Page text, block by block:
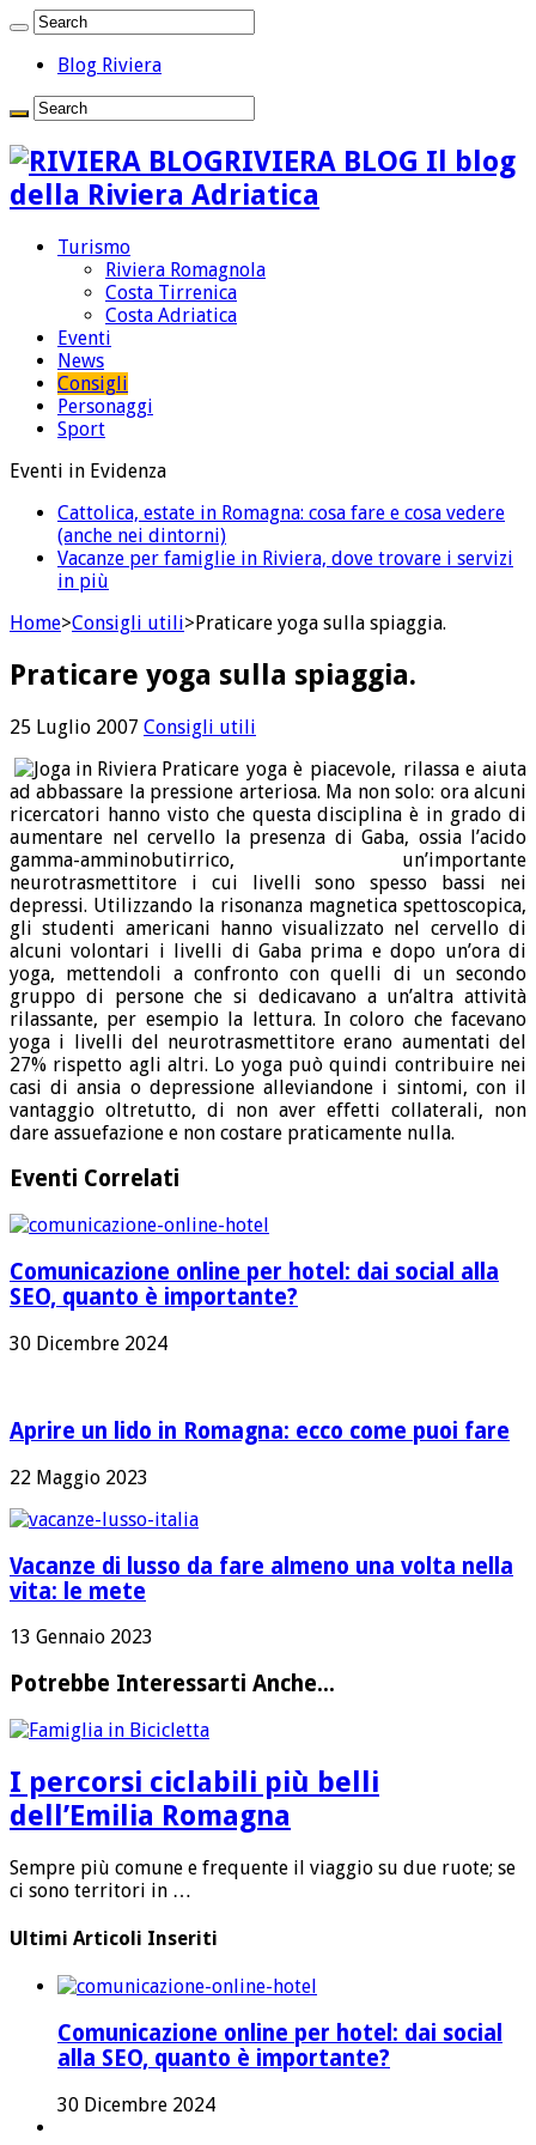
Blog Riviera
RIVIERA BLOG Il blog
della Riviera Adriatica
Turismo
Riviera Romagnola
Costa Tirrenica
Costa Adriatica
Eventi
News
Consigli
Personaggi
Sport
Eventi in Evidenza
Cattolica, estate in Romagna: cosa fare e cosa vedere
(anche nei dintorni)
Vacanze per famiglie in Riviera, dove trovare i servizi
in più
Home>Consigli utili>Praticare yoga sulla spiaggia.
Praticare yoga sulla spiaggia.
25 Luglio 2007 Consigli utili
Praticare yoga è piacevole, rilassa e aiuta
ad abbassare la pressione arteriosa. Ma non solo: ora alcuni
ricercatori hanno visto che questa disciplina è in grado di
aumentare nel cervello la presenza di Gaba, ossia l’acido
gamma-amminobutirrico, un’importante
neurotrasmettitore i cui livelli sono spesso bassi nei
depressi. Utilizzando la risonanza magnetica spettoscopica,
gli studenti americani hanno visualizzato nel cervello di
alcuni volontari i livelli di Gaba prima e dopo un’ora di
yoga, mettendoli a confronto con quelli di un secondo
gruppo di persone che si dedicavano a un’altra attività
rilassante, per esempio la lettura. In coloro che facevano
yoga i livelli del neurotrasmettitore erano aumentati del
27% rispetto agli altri. Lo yoga può quindi contribuire nei
casi di ansia o depressione alleviandone i sintomi, con il
vantaggio oltretutto, di non aver effetti collaterali, non
dare assuefazione e non costare praticamente nulla.
Eventi Correlati
Comunicazione online per hotel: dai social alla
SEO, quanto è importante?
30 Dicembre 2024
Aprire un lido in Romagna: ecco come puoi fare
22 Maggio 2023
Vacanze di lusso da fare almeno una volta nella
vita: le mete
13 Gennaio 2023
Potrebbe Interessarti Anche...
I percorsi ciclabili più belli
dell’Emilia Romagna
Sempre più comune e frequente il viaggio su due ruote; se
ci sono territori in …
Ultimi Articoli Inseriti
Comunicazione online per hotel: dai social
alla SEO, quanto è importante?
30 Dicembre 2024